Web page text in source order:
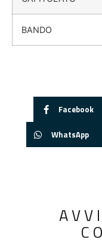
BANDO
Facebook
WhatsApp